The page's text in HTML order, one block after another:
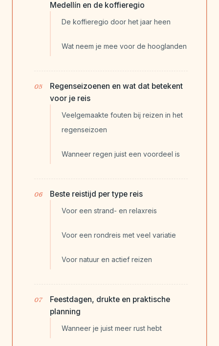
Medellín en de koffieregio
De koffieregio door het jaar heen
Wat neem je mee voor de hooglanden
Regenseizoenen en wat dat betekent
voor je reis
Veelgemaakte fouten bij reizen in het
regenseizoen
Wanneer regen juist een voordeel is
Beste reistijd per type reis
Voor een strand- en relaxreis
Voor een rondreis met veel variatie
Voor natuur en actief reizen
Feestdagen, drukte en praktische
planning
Wanneer je juist meer rust hebt